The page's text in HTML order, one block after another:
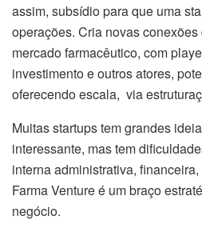
assim, subsídio para que uma
operações. Cria novas conexões
mercado farmacêutico, com
investimento e outros atores,
oferecendo escala, via
Muitas startups tem grandes
interessante, mas tem
interna administrativa,
Farma Venture é um braço
negócio.